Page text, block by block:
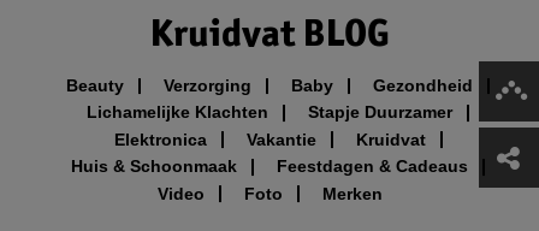
Kruidvat BLOG
Beauty Verzorging Baby
Gezondheid
Lichamelijke Klachten
Stapje Duurzamer
Elektronica
Vakantie
Kruidvat
Huis & Schoonmaak
Feestdagen & Cadeaus
Video
Foto Merken